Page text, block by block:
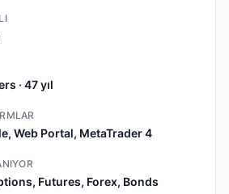
· 47 yıl
Web Portal, MetaTrader 4
Futures, Forex, Bonds